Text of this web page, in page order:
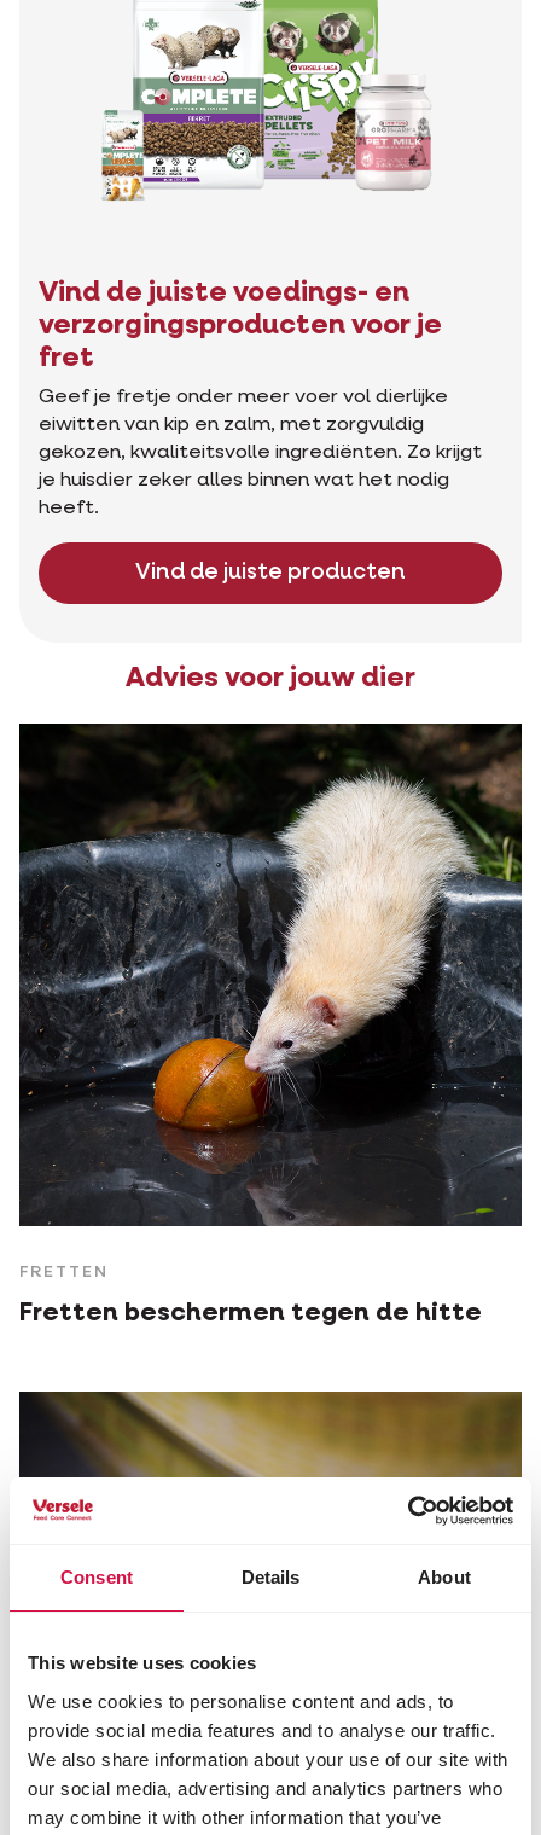
Consent Details About
This website uses cookies
We use cookies to personalise content and ads, to
provide social media features and to analyse our traffic.
We also share information about your use of our site with
our social media, advertising and analytics partners who
may combine it with other information that you’ve
Vind de juiste voedings- en
verzorgingsproducten voor je
fret
Geef je fretje onder meer voer vol dierlijke
eiwitten van kip en zalm, met zorgvuldig
gekozen, kwaliteitsvolle ingrediënten. Zo krijgt
je huisdier zeker alles binnen wat het nodig
heeft.
Vind de juiste producten
Advies voor jouw dier
FRETTEN
Fretten beschermen tegen de hitte